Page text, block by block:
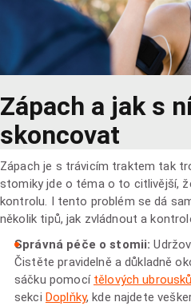
Zápach a jak s
skoncovat
Zápach je s trávicím traktem tak
stomiky jde o téma o to citlivější,
kontrolu. I tento problém se dá
několik tipů, jak zvládnout a
Správná péče o stomii:
Čistěte pravidelně a důkladně
sáčku pomocí tělových ubrousků
sekci Doplňky, kde najdete